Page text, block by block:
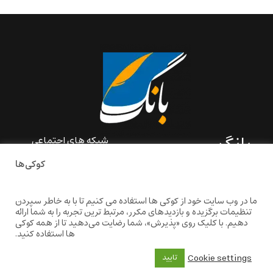
بانگ
ایران و به دور از سانسور و
خودسانسوری بر مبنای تجربه‌ها
و امکانات مشترک شخصی
شکل گرفته است.
baangnewsnet@gmail.com
شبکه های اجتماعی
کوکی‌ها
ما در وب سایت خود از کوکی ها استفاده می کنیم تا با به خاطر سپردن
تنظیمات برگزیده و بازدیدهای مکرر، مرتبط ترین تجربه را به شما ارائه
دهیم. با کلیک روی «پذیرش»، شما رضایت می‌دهید تا از همه کوکی
ها استفاده کنید.
Cookie settings
تایید